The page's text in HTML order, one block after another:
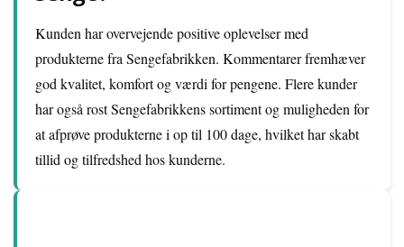
Kunden har overvejende positive oplevelser med
produkterne fra Sengefabrikken. Kommentarer fremhæver
god kvalitet, komfort og værdi for pengene. Flere kunder
har også rost Sengefabrikkens sortiment og muligheden for
at afprøve produkterne i op til 100 dage, hvilket har skabt
tillid og tilfredshed hos kunderne.